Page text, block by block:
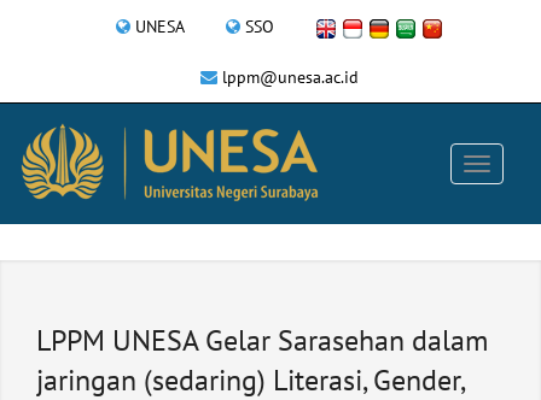
UNESA SSO
lppm@unesa.ac.id
LPPM UNESA Gelar Sarasehan dalam
jaringan (sedaring) Literasi, Gender,